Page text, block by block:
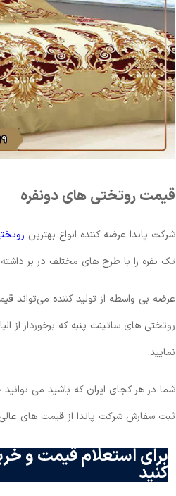
قیمت روتختی های دونفره
شرکت پاندا عرضه کننده انواع بهترین
تک نفره را با طرح های مختلف در بر
عرضه بی واسطه از تولید کننده می‌تواند
روتختی های ساتینت پنبه که برخوردار
نمایید.
شما در هر کجای ایران که باشید می
ثبت سفارش شرکت‌ پاندا از قیمت های عالی
برای استعلام قیمت و
کنید